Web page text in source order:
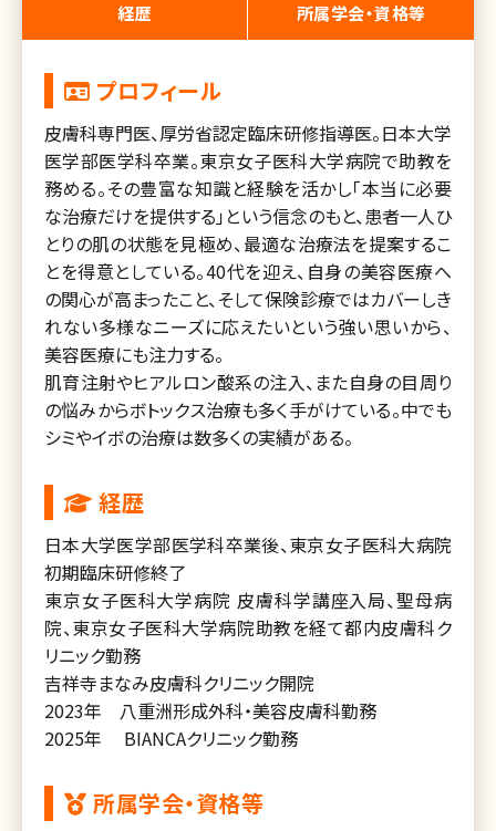
経歴 所属学会・資格等
プロフィール
皮膚科専門医、厚労省認定臨床研修指導医。日本大学
医学部医学科卒業。東京女子医科大学病院で助教を
務める。その豊富な知識と経験を活かし「本当に必要
な治療だけを提供する」という信念のもと、患者一人ひ
とりの肌の状態を見極め、最適な治療法を提案するこ
とを得意としている。40代を迎え、自身の美容医療へ
の関心が高まったこと、そして保険診療ではカバーしき
れない多様なニーズに応えたいという強い思いから、
美容医療にも注力する。
肌育注射やヒアルロン酸系の注入、また自身の目周り
の悩みからボトックス治療も多く手がけている。中でも
シミやイボの治療は数多くの実績がある。
経歴
日本大学医学部医学科卒業後、東京女子医科大病院
初期臨床研修終了
東京女子医科大学病院 皮膚科学講座入局、聖母病
院、東京女子医科大学病院助教を経て都内皮膚科ク
リニック勤務
吉祥寺まなみ皮膚科クリニック開院
2023年 八重洲形成外科・美容皮膚科勤務
2025年 BIANCAクリニック勤務
所属学会・資格等